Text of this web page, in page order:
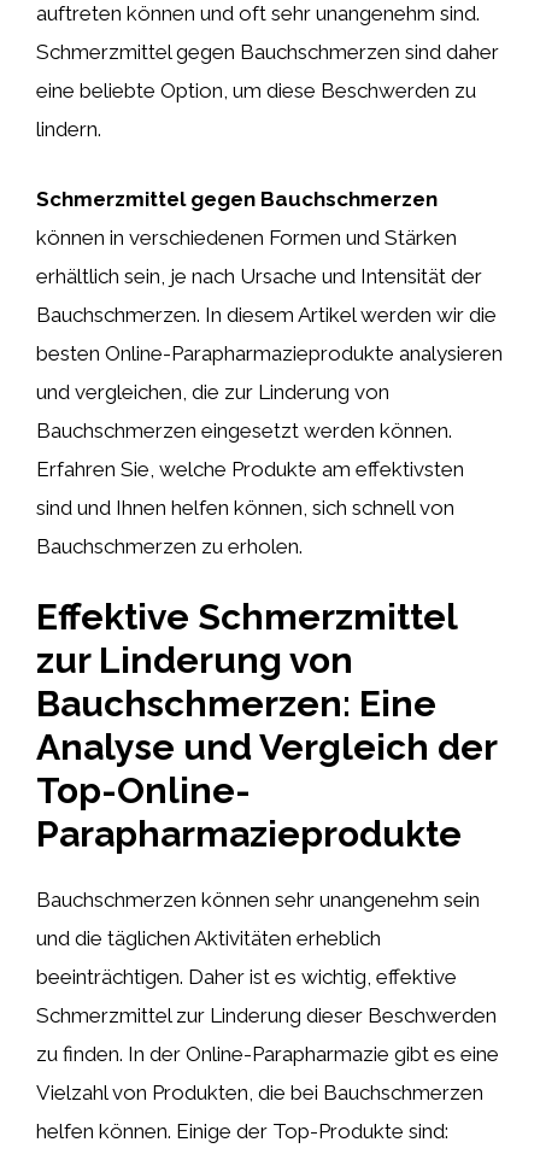
auftreten können und oft sehr unangenehm sind.
Schmerzmittel gegen Bauchschmerzen sind daher
eine beliebte Option, um diese Beschwerden zu
lindern.
Schmerzmittel gegen Bauchschmerzen
können in verschiedenen Formen und Stärken
erhältlich sein, je nach Ursache und Intensität der
Bauchschmerzen. In diesem Artikel werden wir die
besten Online-Parapharmazieprodukte analysieren
und vergleichen, die zur Linderung von
Bauchschmerzen eingesetzt werden können.
Erfahren Sie, welche Produkte am effektivsten
sind und Ihnen helfen können, sich schnell von
Bauchschmerzen zu erholen.
Effektive Schmerzmittel
zur Linderung von
Bauchschmerzen: Eine
Analyse und Vergleich der
Top-Online-
Parapharmazieprodukte
Bauchschmerzen können sehr unangenehm sein
und die täglichen Aktivitäten erheblich
beeinträchtigen. Daher ist es wichtig, effektive
Schmerzmittel zur Linderung dieser Beschwerden
zu finden. In der Online-Parapharmazie gibt es eine
Vielzahl von Produkten, die bei Bauchschmerzen
helfen können. Einige der Top-Produkte sind: